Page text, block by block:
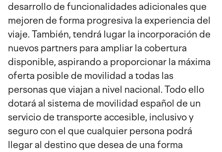
desarrollo de funcionalidades adicionales que
mejoren de forma progresiva la experiencia del
viaje. También, tendrá lugar la incorporación de
nuevos partners para ampliar la cobertura
disponible, aspirando a proporcionar la máxima
oferta posible de movilidad a todas las
personas que viajan a nivel nacional. Todo ello
dotará al sistema de movilidad español de un
servicio de transporte accesible, inclusivo y
seguro con el que cualquier persona podrá
llegar al destino que desea de una forma